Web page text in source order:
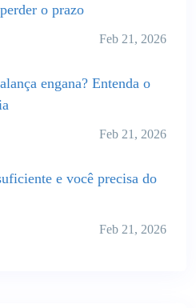
o prazo
Feb 21, 2026
engana? Entenda o
Feb 21, 2026
e você precisa do
Feb 21, 2026